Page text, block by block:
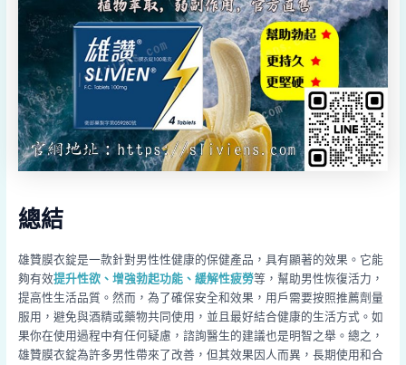
總結
雄贊膜衣錠是一款針對男性性健康的保健產品，具有顯著的效果。它能
夠有效提升性欲、增強勃起功能、緩解性疲勞等，幫助男性恢復活力，
提高性生活品質。然而，為了確保安全和效果，用戶需要按照推薦劑量
服用，避免與酒精或藥物共同使用，並且最好結合健康的生活方式。如
果你在使用過程中有任何疑慮，諮詢醫生的建議也是明智之舉。總之，
雄贊膜衣錠為許多男性帶來了改善，但其效果因人而異，長期使用和合